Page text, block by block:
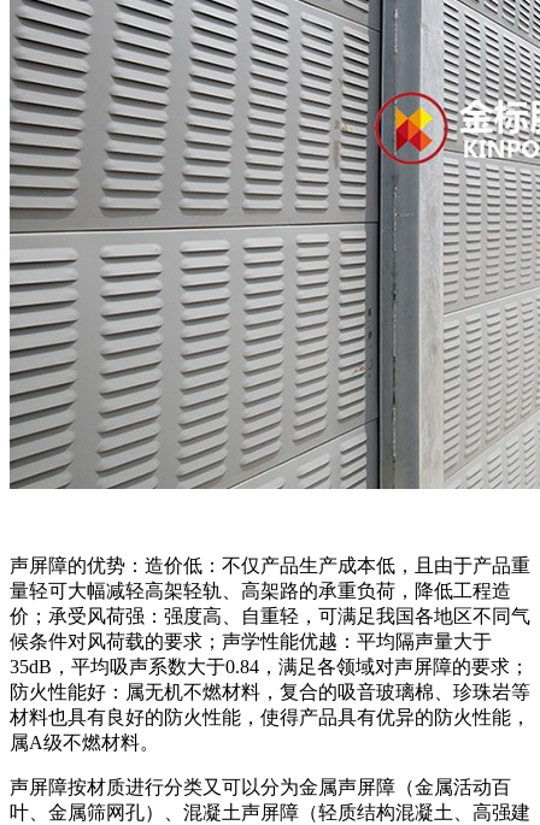
声屏障的优势：造价低：不仅产品生产成本低，且由于产品重
量轻可大幅减轻高架轻轨、高架路的承重负荷，降低工程造
价；承受风荷强：强度高、自重轻，可满足我国各地区不同气
候条件对风荷载的要求；声学性能优越：平均隔声量大于
35dB，平均吸声系数大于0.84，满足各领域对声屏障的要求；
防火性能好：属无机不燃材料，复合的吸音玻璃棉、珍珠岩等
材料也具有良好的防火性能，使得产品具有优异的防火性能，
属A级不燃材料。
声屏障按材质进行分类又可以分为金属声屏障（金属活动百
叶、金属筛网孔）、混凝土声屏障（轻质结构混凝土、高强建